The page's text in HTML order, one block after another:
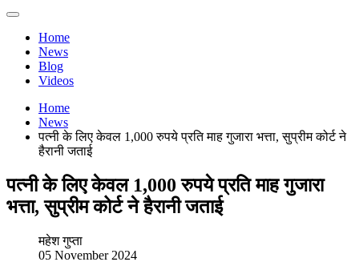
Home
News
Blog
Videos
Home
News
पत्नी के लिए केवल 1,000 रुपये प्रति माह गुजारा भत्ता, सुप्रीम कोर्ट ने
हैरानी जताई
पत्नी के लिए केवल 1,000 रुपये प्रति माह गुजारा
भत्ता, सुप्रीम कोर्ट ने हैरानी जताई
महेश गुप्ता
05 November 2024